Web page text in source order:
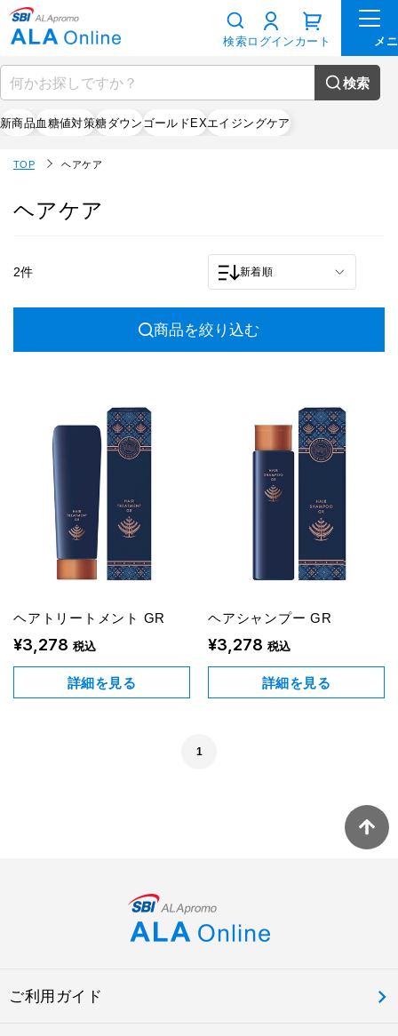
検索
新商品血糖値対策糖ダウンゴールドEXエイジングケア
検索ログイン カート
TOP ヘアケア
ヘアケア
2件 新着順
商品を絞り込む
ヘアトリートメント GR
¥3,278 税込
詳細を見る
ヘアシャンプー GR
¥3,278 税込
詳細を見る
1
ご利用ガイド